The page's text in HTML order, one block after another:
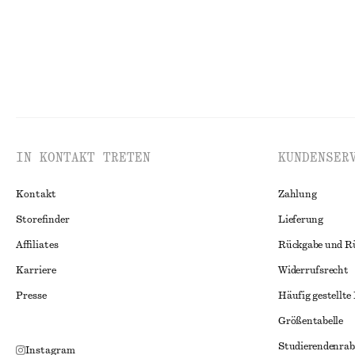
IN KONTAKT TRETEN
Kontakt
Storefinder
Affiliates
Karriere
Presse
Instagram
Zahlung
Lieferung
Rückgabe und
Widerrufsrecht
Häufig gestellte
Größentabelle